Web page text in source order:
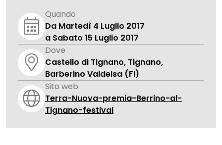
Quando
Da Martedì 4 Luglio 2017
a Sabato 15 Luglio 2017
Dove
Castello di Tignano, Tignano,
Barberino Valdelsa (FI)
Sito web
Terra-Nuova-premia-Berrino-al-
Tignano-festival